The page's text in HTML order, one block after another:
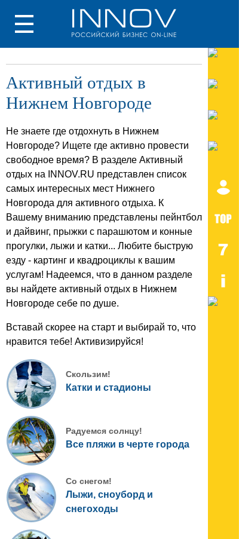
Активный отдых в
Нижнем Новгороде
Не знаете где отдохнуть в Нижнем
Новгороде? Ищете где активно провести
свободное время? В разделе Активный
отдых на INNOV.RU представлен список
самых интересных мест Нижнего
Новгорода для активного отдыха. К
Вашему вниманию представлены пейнтбол
и дайвинг, прыжки с парашютом и конные
прогулки, лыжи и катки... Любите быструю
езду - картинг и квадроциклы к вашим
услугам! Надеемся, что в данном разделе
вы найдете активный отдых в Нижнем
Новгороде себе по душе.
Вставай скорее на старт и выбирай то, что
нравится тебе! Активизируйся!
Скользим!
Катки и стадионы
Радуемся солнцу!
Все пляжи в черте города
Со снегом!
Лыжи, сноуборд и
снегоходы